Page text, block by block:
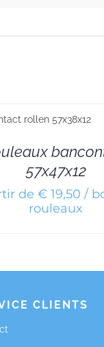
57x47x12
de € 19,50 /
rouleaux
CLIENTS